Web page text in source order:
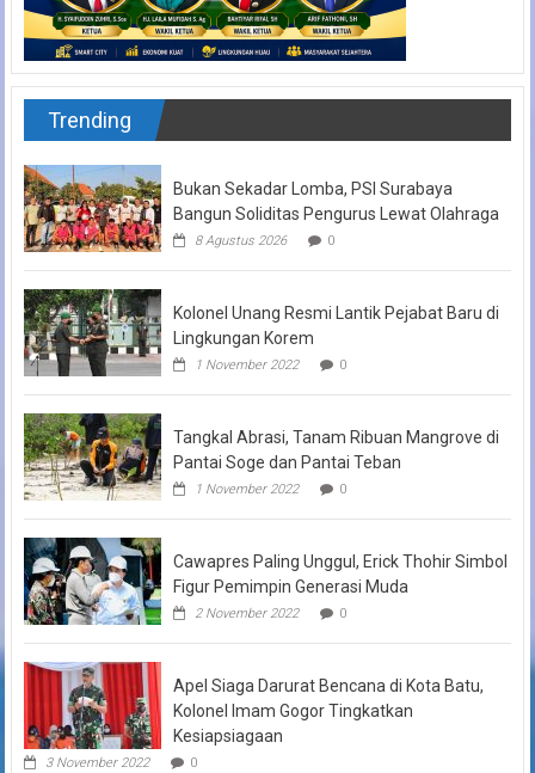
Trending
Bukan Sekadar Lomba, PSI Surabaya
Bangun Soliditas Pengurus Lewat Olahraga
8 Agustus 2026 0
Kolonel Unang Resmi Lantik Pejabat Baru di
Lingkungan Korem
1 November 2022 0
Tangkal Abrasi, Tanam Ribuan Mangrove di
Pantai Soge dan Pantai Teban
1 November 2022 0
Cawapres Paling Unggul, Erick Thohir Simbol
Figur Pemimpin Generasi Muda
2 November 2022 0
Apel Siaga Darurat Bencana di Kota Batu,
Kolonel Imam Gogor Tingkatkan
Kesiapsiagaan
3 November 2022 0